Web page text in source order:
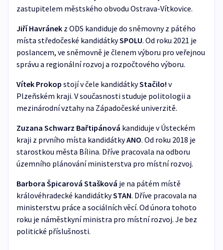
zastupitelem městského obvodu Ostrava-Vítkovice.
Jiří Havránek z ODS kandiduje do sněmovny z pátého
místa středočeské kandidátkySPOLU. Od roku 2021 je
poslancem, ve sněmovně je členem výboru pro veřejnou
správu a regionální rozvoj a rozpočtového výboru.
Vítek Prokop stojí v čele kandidátkyStačilo! v
Plzeňském kraji. V současnosti studuje politologii a
mezinárodní vztahy na Západočeské univerzitě.
Zuzana Schwarz Bařtipánová kandiduje v Ústeckém
kraji z prvního místa kandidátkyANO. Od roku 2018 je
starostkou města Bílina. Dříve pracovala na odboru
územního plánování ministerstva pro místní rozvoj.
Barbora Špicarová Stašková je na pátém místě
královéhradecké kandidátkySTAN. Dříve pracovala na
ministerstvu práce a sociálních věcí. Od února tohoto
roku je náměstkyní ministra pro místní rozvoj. Je bez
politické příslušnosti.